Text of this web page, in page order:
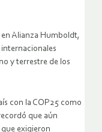
Alianza Humboldt,
y terrestre de los
con la COP25 como
que aún
exigieron